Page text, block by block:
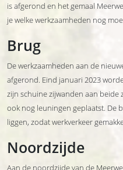
is afgerond en het gemaal
je welke werkzaamheden nog
Brug
De werkzaamheden aan de
afgerond. Eind januari 2023
zijn schuine zijwanden aan
ook nog leuningen geplaatst. De
liggen, zodat werkverkeer
Noordzijde
Aan de noordzijde van de